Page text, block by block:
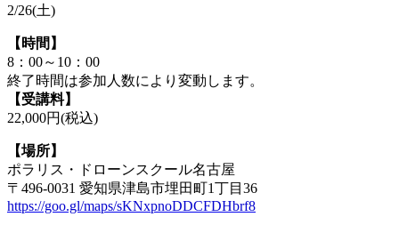
2/26(土)
【時間】
8：00～10：00
終了時間は参加人数により変動します。
【受講料】
22,000円(税込)
【場所】
ポラリス・ドローンスクール名古屋
〒496-0031 愛知県津島市埋田町1丁目36
https://goo.gl/maps/sKNxpnoDDCFDHbrf8